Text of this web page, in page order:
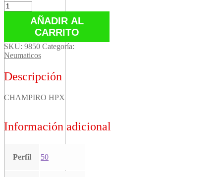
CHAMPIRO
HPX
AÑADIR AL
CARRITO
SKU: 9850 Categoría:
Neumaticos
Descripción
CHAMPIRO HPX
Información adicional
Perfil 50